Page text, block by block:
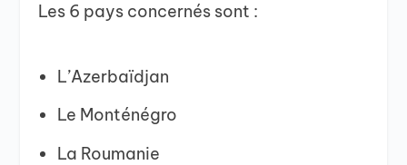
Les 6 pays concernés sont :
L’Azerbaïdjan
Le Monténégro
La Roumanie